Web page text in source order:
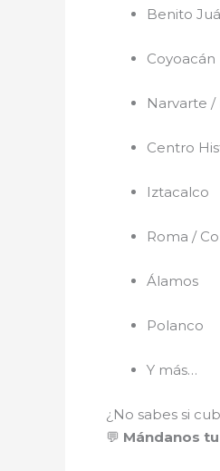
Benito
Coyoacán
Narvarte /
Centro
Iztacalco
Roma /
Álamos
Polanco
Y más…
¿No sabes si
💬 Mándanos